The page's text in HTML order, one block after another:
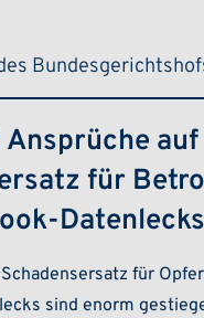
Ansprüche auf
für
Datenlecks
für
sind enorm